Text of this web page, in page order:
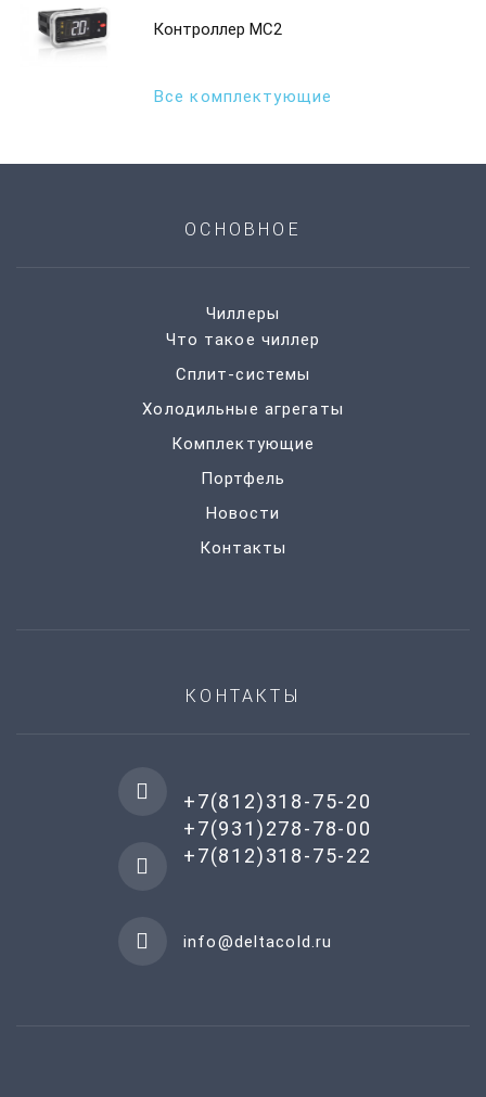
Контроллер MC2
Все комплектующие
ОСНОВНОЕ
Чиллеры
Что такое чиллер
Сплит-системы
Холодильные агрегаты
Комплектующие
Портфель
Новости
Контакты
КОНТАКТЫ
+7(812)318-75-20
+7(931)278-78-00
+7(812)318-75-22
info@deltacold.ru